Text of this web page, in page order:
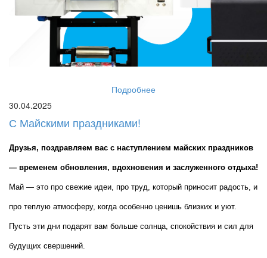
Подробнее
30.04.2025
С Майскими праздниками!
Друзья, поздравляем вас с наступлением майских праздников
— временем обновления, вдохновения и заслуженного отдыха!
Май — это про свежие идеи, про труд, который приносит радость, и
про теплую атмосферу, когда особенно ценишь близких и уют.
Пусть эти дни подарят вам больше солнца, спокойствия и сил для
будущих свершений.